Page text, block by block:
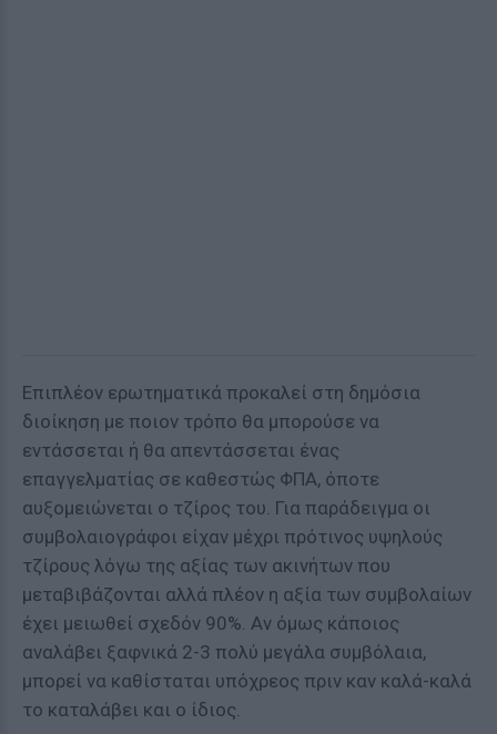
Επιπλέον ερωτηματικά προκαλεί στη δημόσια
διοίκηση με ποιον τρόπο θα μπορούσε να
εντάσσεται ή θα απεντάσσεται ένας
επαγγελματίας σε καθεστώς ΦΠΑ, όποτε
αυξομειώνεται ο τζίρος του. Για παράδειγμα οι
συμβολαιογράφοι είχαν μέχρι πρότινος υψηλούς
τζίρους λόγω της αξίας των ακινήτων που
μεταβιβάζονται αλλά πλέον η αξία των συμβολαίων
έχει μειωθεί σχεδόν 90%. Αν όμως κάποιος
αναλάβει ξαφνικά 2-3 πολύ μεγάλα συμβόλαια,
μπορεί να καθίσταται υπόχρεος πριν καν καλά-καλά
το καταλάβει και ο ίδιος.